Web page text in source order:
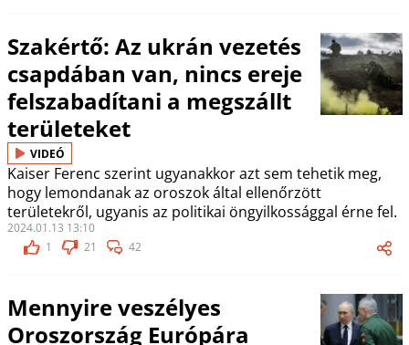
Szakértő: Az ukrán vezetés
csapdában van, nincs ereje
felszabadítani a megszállt
területeket
VIDEÓ
Kaiser Ferenc szerint ugyanakkor azt sem tehetik meg,
hogy lemondanak az oroszok által ellenőrzött
területekről, ugyanis az politikai öngyilkossággal érne fel.
2024.01.13 13:10
1
21 42
Mennyire veszélyes
Oroszország Európára